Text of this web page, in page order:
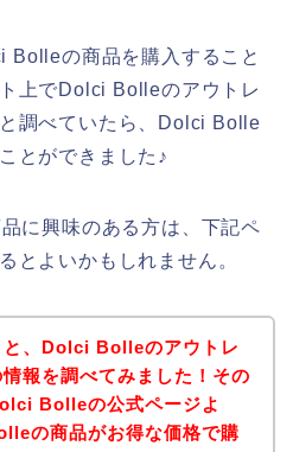
Bolleの商品を購入すること
上でDolci Bolleのアウトレ
調べていたら、Dolci Bolle
とができました♪
に興味のある方は、下記ペ
とよいかもしれません。
と、Dolci Bolleのアウトレ
報を調べてみました！その
Bolleの公式ページよ
の商品がお得な価格で購